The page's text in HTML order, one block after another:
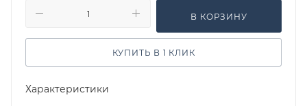
В КОРЗИНУ
КУПИТЬ В 1 КЛИК
Характеристики